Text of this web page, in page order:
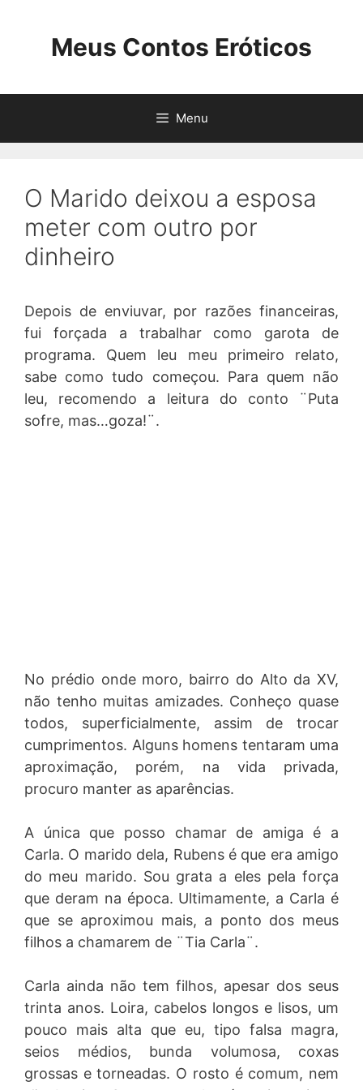
Meus Contos Eróticos
Menu
O Marido deixou a esposa
meter com outro por
dinheiro
Depois de enviuvar, por razões financeiras,
fui forçada a trabalhar como garota de
programa. Quem leu meu primeiro relato,
sabe como tudo começou. Para quem não
leu, recomendo a leitura do conto ¨Puta
sofre, mas…goza!¨.
No prédio onde moro, bairro do Alto da XV,
não tenho muitas amizades. Conheço quase
todos, superficialmente, assim de trocar
cumprimentos. Alguns homens tentaram uma
aproximação, porém, na vida privada,
procuro manter as aparências.
A única que posso chamar de amiga é a
Carla. O marido dela, Rubens é que era amigo
do meu marido. Sou grata a eles pela força
que deram na época. Ultimamente, a Carla é
que se aproximou mais, a ponto dos meus
filhos a chamarem de ¨Tia Carla¨.
Carla ainda não tem filhos, apesar dos seus
trinta anos. Loira, cabelos longos e lisos, um
pouco mais alta que eu, tipo falsa magra,
seios médios, bunda volumosa, coxas
grossas e torneadas. O rosto é comum, nem